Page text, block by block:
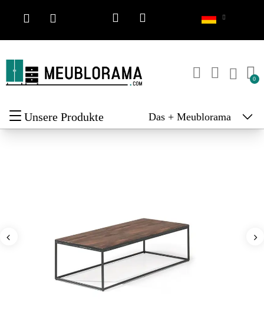
Unsere Produkte Das + Meublorama